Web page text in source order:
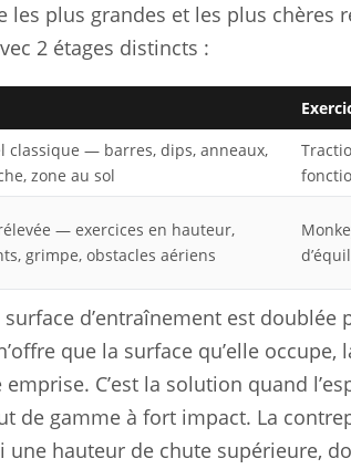
les plus grandes et les plus chères
2 étages distincts :
classique — barres, dips, anneaux,
zone au sol
— exercices en hauteur,
grimpe, obstacles aériens
surface d’entraînement est doublée
que la surface qu’elle occupe,
emprise. C’est la solution quand
de gamme à fort impact. La
une hauteur de chute supérieure,